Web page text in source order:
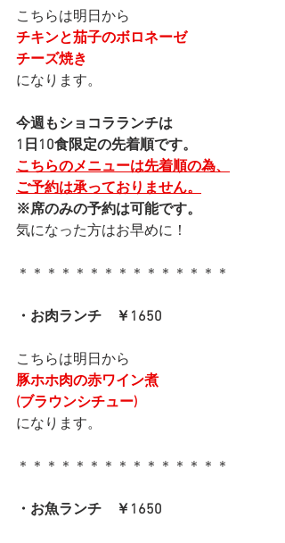
こちらは明日から
チキンと茄子のボロネーゼ
チーズ焼き
になります。
今週もショコラランチは
1日10食限定の先着順です。
こちらのメニューは先着順の為、
ご予約は承っておりません。
※席のみの予約は可能です。
気になった方はお早めに！
＊＊＊＊＊＊＊＊＊＊＊＊＊＊＊
・お肉ランチ　￥1650
こちらは明日から
豚ホホ肉の赤ワイン煮
(ブラウンシチュー)
になります。
＊＊＊＊＊＊＊＊＊＊＊＊＊＊＊
・お魚ランチ　￥1650